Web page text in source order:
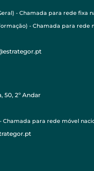
- Chamada para rede fixa
- Chamada para rede
50, 2º Andar
Chamada para rede móvel